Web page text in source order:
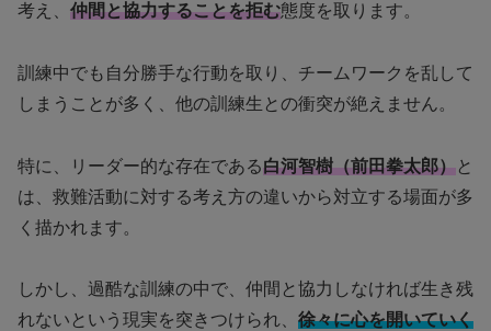
考え、 仲間と協力することを拒む態度を取ります。
訓練中でも自分勝手な行動を取り、チームワークを乱して
しまうことが多く、他の訓練生との衝突が絶えません。
特に、リーダー的な存在である白河智樹（前田拳太郎）と
は、救難活動に対する考え方の違いから対立する場面が多
く描かれます。
しかし、過酷な訓練の中で、仲間と協力しなければ生き残
れないという現実を突きつけられ、 徐々に心を開いていく